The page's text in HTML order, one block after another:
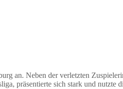
an. Neben der verletzten
präsentierte sich stark und nutzte